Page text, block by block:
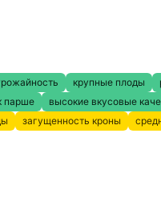
крупные плоды
парше высокие вкусовые
загущенность кроны